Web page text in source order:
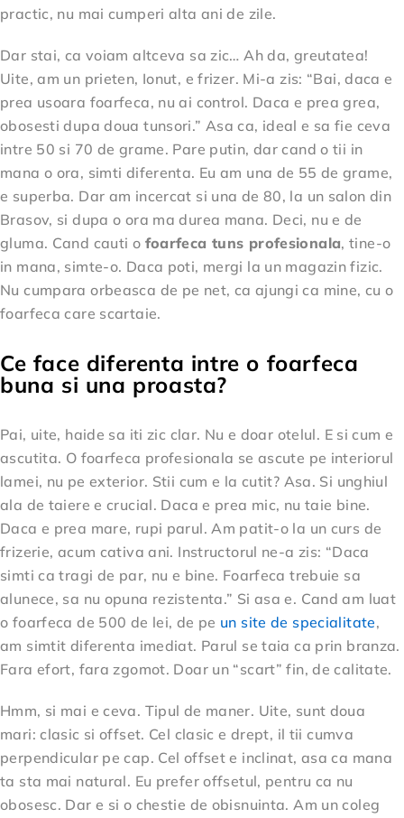
practic, nu mai cumperi alta ani de zile.
Dar stai, ca voiam altceva sa zic… Ah da, greutatea!
Uite, am un prieten, Ionut, e frizer. Mi-a zis: “Bai, daca e
prea usoara foarfeca, nu ai control. Daca e prea grea,
obosesti dupa doua tunsori.” Asa ca, ideal e sa fie ceva
intre 50 si 70 de grame. Pare putin, dar cand o tii in
mana o ora, simti diferenta. Eu am una de 55 de grame,
e superba. Dar am incercat si una de 80, la un salon din
Brasov, si dupa o ora ma durea mana. Deci, nu e de
gluma. Cand cauti o foarfeca tuns profesionala, tine-o
in mana, simte-o. Daca poti, mergi la un magazin fizic.
Nu cumpara orbeasca de pe net, ca ajungi ca mine, cu o
foarfeca care scartaie.
Ce face diferenta intre o foarfeca
buna si una proasta?
Pai, uite, haide sa iti zic clar. Nu e doar otelul. E si cum e
ascutita. O foarfeca profesionala se ascute pe interiorul
lamei, nu pe exterior. Stii cum e la cutit? Asa. Si unghiul
ala de taiere e crucial. Daca e prea mic, nu taie bine.
Daca e prea mare, rupi parul. Am patit-o la un curs de
frizerie, acum cativa ani. Instructorul ne-a zis: “Daca
simti ca tragi de par, nu e bine. Foarfeca trebuie sa
alunece, sa nu opuna rezistenta.” Si asa e. Cand am luat
o foarfeca de 500 de lei, de pe un site de specialitate,
am simtit diferenta imediat. Parul se taia ca prin branza.
Fara efort, fara zgomot. Doar un “scart” fin, de calitate.
Hmm, si mai e ceva. Tipul de maner. Uite, sunt doua
mari: clasic si offset. Cel clasic e drept, il tii cumva
perpendicular pe cap. Cel offset e inclinat, asa ca mana
ta sta mai natural. Eu prefer offsetul, pentru ca nu
obosesc. Dar e si o chestie de obisnuinta. Am un coleg